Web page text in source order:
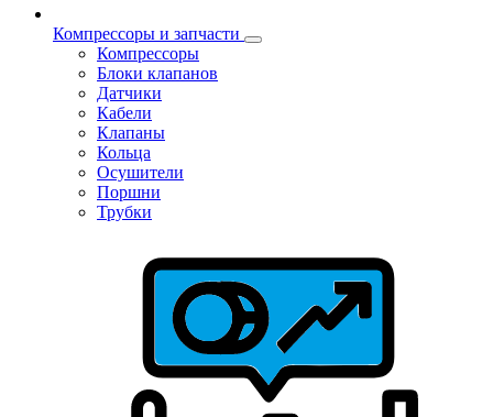
Компрессоры и запчасти
Компрессоры
Блоки клапанов
Датчики
Кабели
Клапаны
Кольца
Осушители
Поршни
Трубки